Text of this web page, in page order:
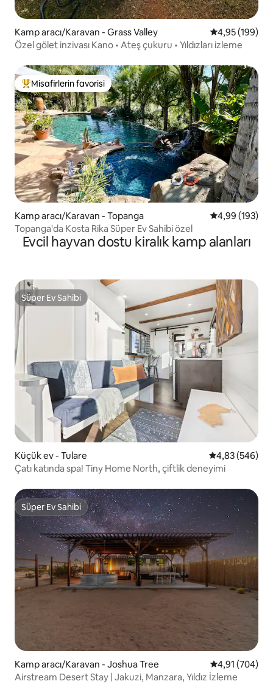
Kamp aracı/Karavan - Grass Valley 5 üzerinden
4,95 (199)
Özel gölet inzivası Kano • Ateş çukuru • Yıldızları izleme
Misafirlerin favorilerinden en beğenilenler arasında
Misafirlerin favorisi
Kamp aracı/Karavan - Topanga 5 üzerinden
4,99 (193)
Topanga'da Kosta Rika Süper Ev Sahibi özel
Evcil hayvan dostu kiralık kamp alanları
Süper Ev Sahibi
Süper Ev Sahibi
Küçük ev - Tulare 5 üzerinden
4,83 (546)
Çatı katında spa! Tiny Home North, çiftlik deneyimi
Süper Ev Sahibi
Süper Ev Sahibi
Kamp aracı/Karavan - Joshua Tree 5 üzerinden
4,91 (704)
Airstream Desert Stay | Jakuzi, Manzara, Yıldız İzleme